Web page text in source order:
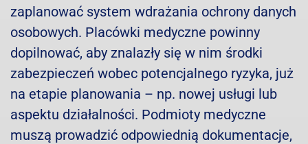
zaplanować system wdrażania ochrony danych
osobowych. Placówki medyczne powinny
dopilnować, aby znalazły się w nim środki
zabezpieczeń wobec potencjalnego ryzyka, już
na etapie planowania – np. nowej usługi lub
aspektu działalności. Podmioty medyczne
muszą prowadzić odpowiednią dokumentacje,